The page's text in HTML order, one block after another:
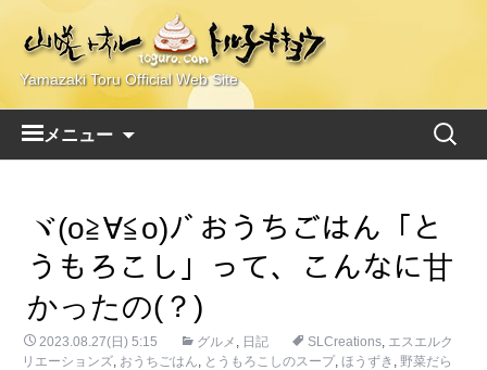
Yamazaki Toru Official Web Site
メニュー
ツ
へ
ス
キ
プ
検
ヾ(o≧∀≦o)ﾉﾞおうちごはん「と
うもろこし」って、こんなに甘
かったの(？)
2023.08.27(日) 5:15 グルメ , 日記 SLCreations, エスエルク
リエーションズ, おうちごはん, とうもろこしのスープ, ほうずき , 野菜だら